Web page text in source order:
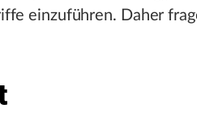
einzuführen. Daher